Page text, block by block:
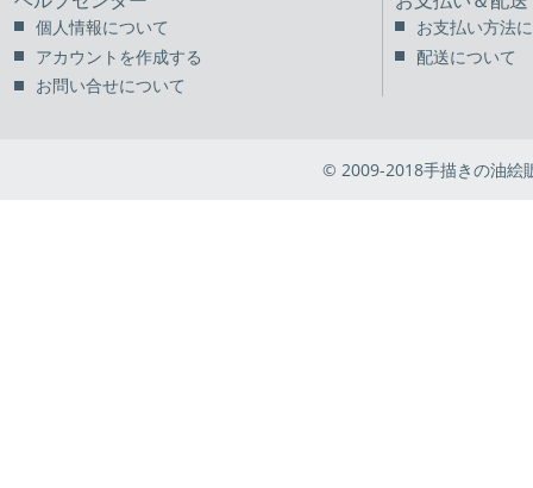
個人情報について
アカウントを作成する
お問い合せについて
お支払い方法
配送について
© 2009-2018手描きの油絵